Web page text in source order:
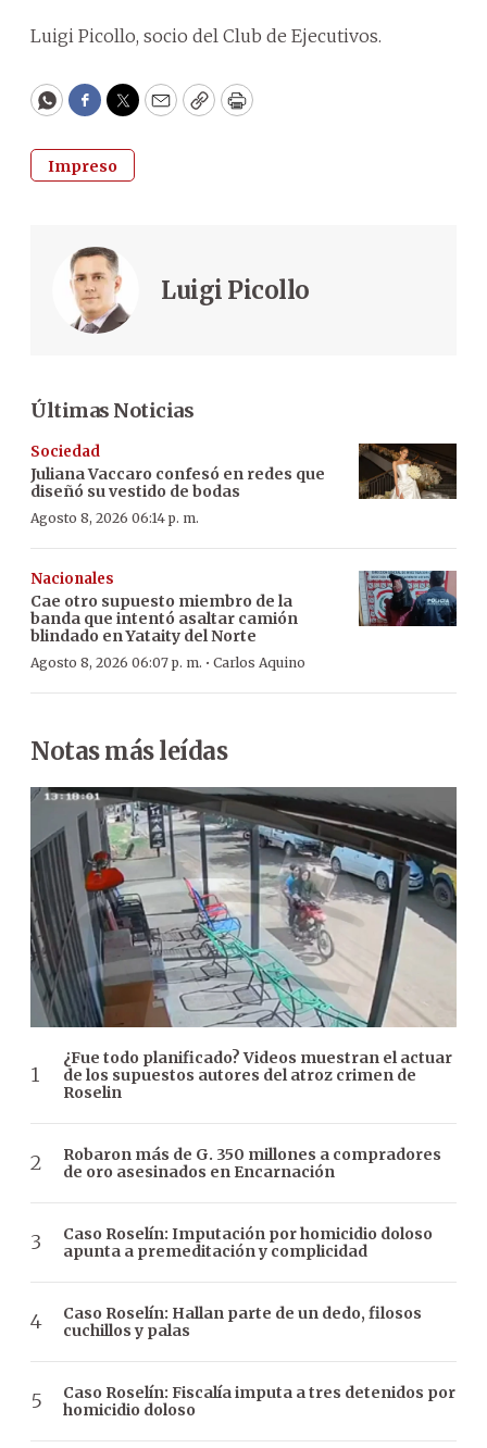
Luigi Picollo, socio del Club de Ejecutivos.
WhatsApp
Facebook
Twitter
EmailCopyPrint
Impreso
Luigi Picollo
Últimas Noticias
Sociedad
Juliana Vaccaro confesó en redes que
diseñó su vestido de bodas
Agosto 8, 2026 06:14 p. m.
Nacionales
Cae otro supuesto miembro de la
banda que intentó asaltar camión
blindado en Yataity del Norte
Agosto 8, 2026 06:07 p. m. · Carlos Aquino
Notas más leídas
¿Fue todo planificado? Videos muestran el actuar
de los supuestos autores del atroz crimen de
Roselin
Robaron más de G. 350 millones a compradores
de oro asesinados en Encarnación
Caso Roselín: Imputación por homicidio doloso
apunta a premeditación y complicidad
Caso Roselín: Hallan parte de un dedo, filosos
cuchillos y palas
Caso Roselín: Fiscalía imputa a tres detenidos por
homicidio doloso